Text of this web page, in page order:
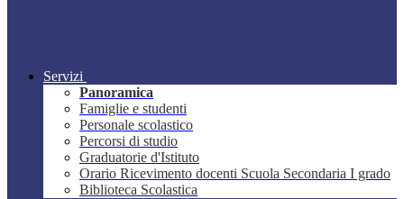
Servizi
Panoramica
Famiglie e studenti
Personale scolastico
Percorsi di studio
Graduatorie d'Istituto
Orario Ricevimento docenti Scuola Secondaria I grado
Biblioteca Scolastica